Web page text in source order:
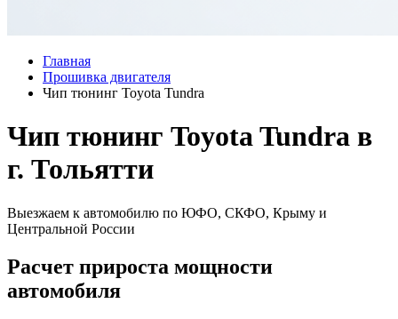
Главная
Прошивка двигателя
Чип тюнинг Toyota Tundra
Чип тюнинг Toyota Tundra в
г. Тольятти
Выезжаем к автомобилю по ЮФО, СКФО, Крыму и
Центральной России
Расчет прироста мощности
автомобиля